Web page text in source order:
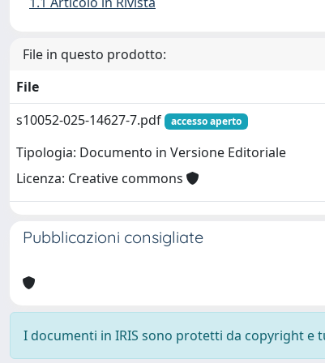
File in questo prodotto:
File
s10052-025-14627-7.pdf
accesso aperto
Tipologia: Documento in Versione Editoriale
Licenza: Creative commons
Pubblicazioni consigliate
I documenti in IRIS sono protetti da copyright e